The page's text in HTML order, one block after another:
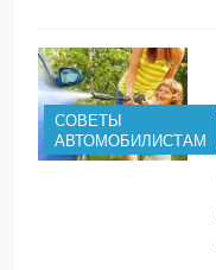
СОВЕТЫ
АВТОМОБИЛИСТАМ